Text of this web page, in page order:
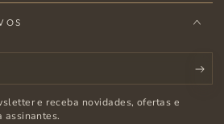
e receba novidades, ofertas e
assinantes.